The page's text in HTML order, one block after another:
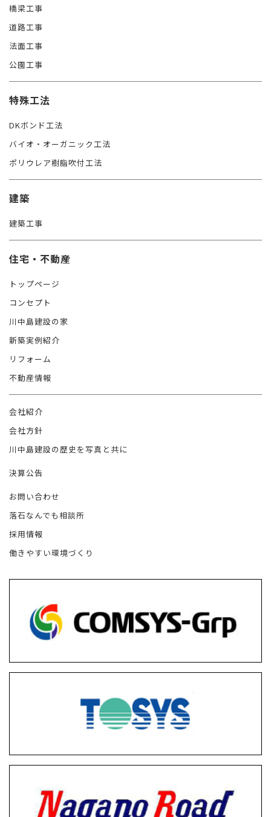
橋梁工事
道路工事
法面工事
公園工事
特殊工法
DKボンド工法
バイオ・オーガニック工法
ポリウレア樹脂吹付工法
建築
建築工事
住宅・不動産
トップページ
コンセプト
川中島建設の家
新築実例紹介
リフォーム
不動産情報
会社紹介
会社方針
川中島建設の歴史を写真と共に
決算公告
お問い合わせ
落石なんでも相談所
採用情報
働きやすい環境づくり